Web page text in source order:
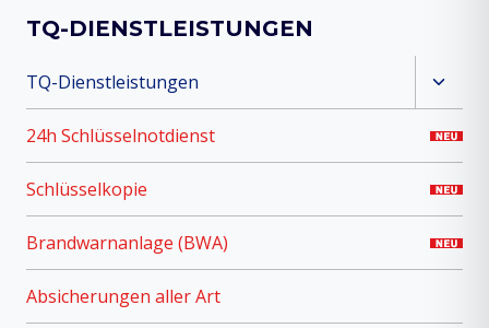
TQ-DIENSTLEISTUNGEN
TQ-Dienstleistungen
24h Schlüsselnotdienst
Schlüsselkopie
Brandwarnanlage (BWA)
Absicherungen aller Art